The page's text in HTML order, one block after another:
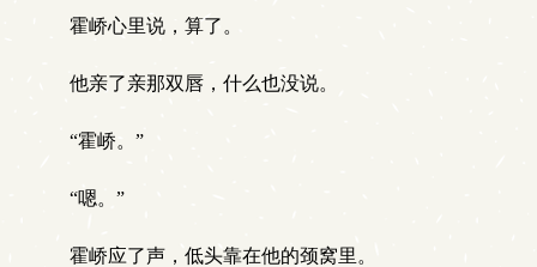
霍峤心里说，算了。
他亲了亲那双唇，什么也没说。
“霍峤。”
“嗯。”
霍峤应了声，低头靠在他的颈窝里。